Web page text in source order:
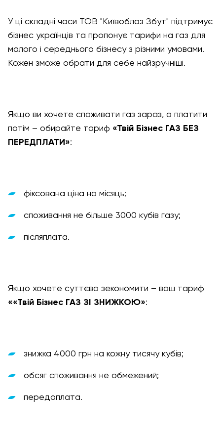
У ці складні часи ТОВ "Київоблаз Збут" підтримує
бізнес українців та пропонує тарифи на газ для
малого і середнього бізнесу з різними умовами.
Кожен зможе обрати для себе найзручніші.
Якщо ви хочете споживати газ зараз, а платити
потім – обирайте тариф «Твій Бізнес ГАЗ БЕЗ
ПЕРЕДПЛАТИ»:
фіксована ціна на місяць;
споживання не більше 3000 кубів газу;
післяплата.
Якщо хочете суттєво зекономити – ваш тариф
««Твій Бізнес ГАЗ ЗІ ЗНИЖКОЮ»:
знижка 4000 грн на кожну тисячу кубів;
обсяг споживання не обмежений;
передоплата.